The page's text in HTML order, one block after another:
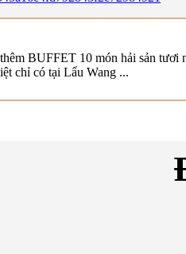
BUFFET 10 món hải sản
chỉ có tại Lẩu Wang ...